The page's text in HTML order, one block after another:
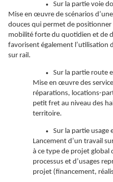
Sur la partie voie
Mise en œuvre de scénarios
douces qui permet de
mobilité forte du quotidien et de
favorisent également l’utilisation
sur rail.
Sur la partie route
Mise en œuvre des
réparations, locations-
petit fret au niveau des
territoire.
Sur la partie usage
Lancement d’un travail
à ce type de projet global
processus et d’usages
projet (financement,